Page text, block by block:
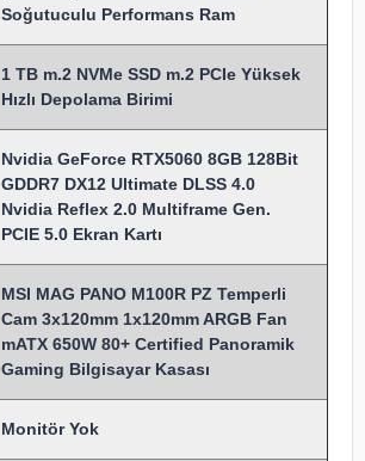
Soğutuculu Performans Ram
1 TB m.2 NVMe SSD m.2 PCIe Yüksek
Hızlı Depolama Birimi
Nvidia GeForce RTX5060 8GB 128Bit
GDDR7 DX12 Ultimate DLSS 4.0
Nvidia Reflex 2.0 Multiframe Gen.
PCIE 5.0 Ekran Kartı
MSI MAG PANO M100R PZ Temperli
Cam 3x120mm 1x120mm ARGB Fan
mATX 650W 80+ Certified Panoramik
Gaming Bilgisayar Kasası
Monitör Yok